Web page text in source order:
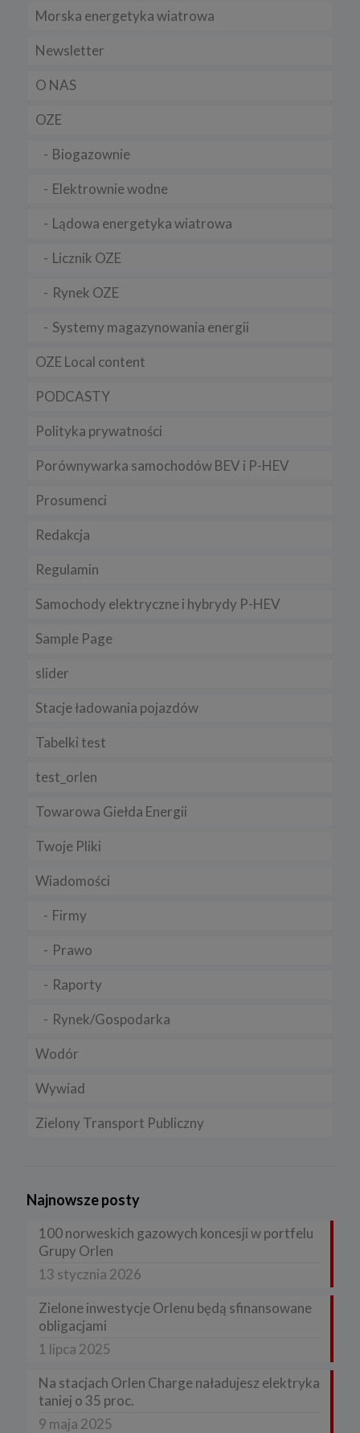
Morska energetyka wiatrowa
Newsletter
O NAS
OZE
Biogazownie
Elektrownie wodne
Lądowa energetyka wiatrowa
Licznik OZE
Rynek OZE
Systemy magazynowania energii
OZE Local content
PODCASTY
Polityka prywatności
Porównywarka samochodów BEV i P-HEV
Prosumenci
Redakcja
Regulamin
Samochody elektryczne i hybrydy P-HEV
Sample Page
slider
Stacje ładowania pojazdów
Tabelki test
test_orlen
Towarowa Giełda Energii
Twoje Pliki
Wiadomości
Firmy
Prawo
Raporty
Rynek/Gospodarka
Wodór
Wywiad
Zielony Transport Publiczny
Najnowsze posty
100 norweskich gazowych koncesji w portfelu
Grupy Orlen
13 stycznia 2026
Zielone inwestycje Orlenu będą sfinansowane
obligacjami
1 lipca 2025
Na stacjach Orlen Charge naładujesz elektryka
taniej o 35 proc.
9 maja 2025